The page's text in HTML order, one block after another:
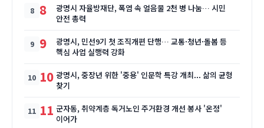
8
광명시 자율방재단, 폭염 속 얼음물 2천 병 나눔… 시민
안전 총력
9
광명시, 민선9기 첫 조직개편 단행… 교통·청년·돌봄 등
핵심 사업 실행력 강화
10 광명시, 중장년 위한 '중용' 인문학 특강 개최... 삶의 균형
찾기
11 군자동, 취약계층 독거노인 주거환경 개선 봉사 '온정'
이어가